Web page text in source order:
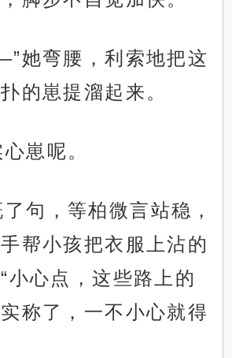
她弯腰，利索地把这
的崽提溜起来。
崽呢。
句，等柏微言站稳，
帮小孩把衣服上沾的
小心点，这些路上的
称了，一不小心就得